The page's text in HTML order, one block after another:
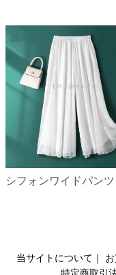
シフォンワイドパンツ
当サイトについて｜